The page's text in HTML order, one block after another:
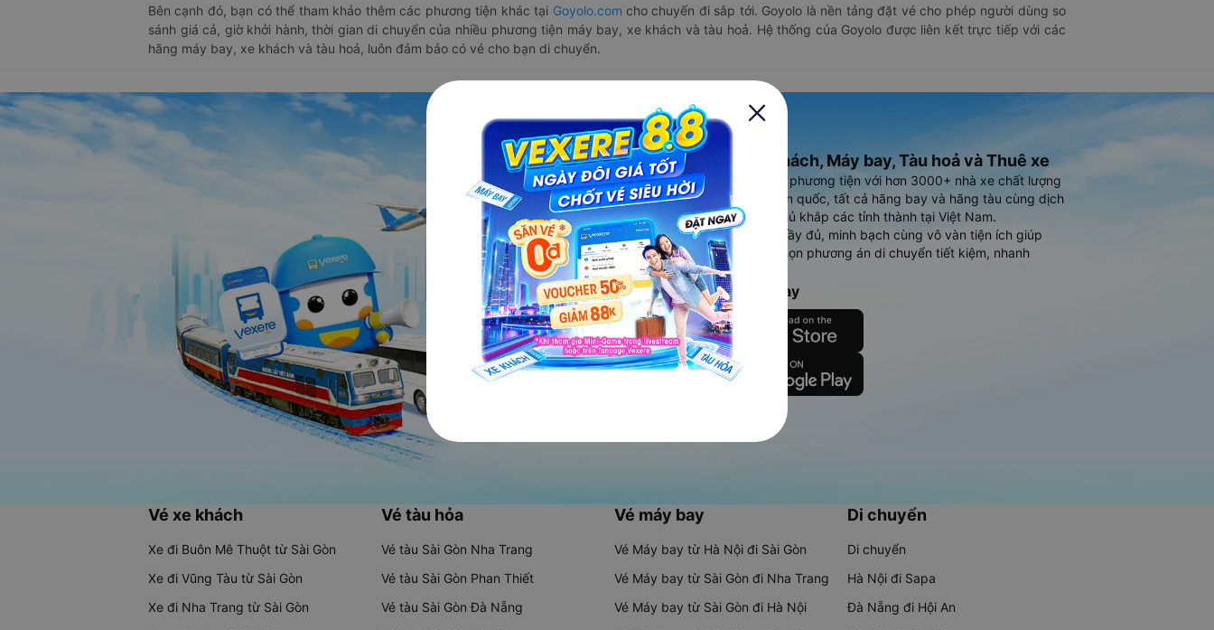
Bên cạnh đó, bạn có thể tham khảo thêm các phương tiện khác tại Goyolo.com cho chuyến đi sắp tới. Goyolo là nền tảng đặt vé cho phép người dùng so
sánh giá cả, giờ khởi hành, thời gian di chuyển của nhiều phương tiện máy bay, xe khách và tàu hoả. Hệ thống của Goyolo được liên kết trực tiếp với các
hãng máy bay, xe khách và tàu hoả, luôn đảm bảo có vé cho bạn di chuyển.
Ứng dụng đặt vé Xe khách, Máy bay, Tàu hoả và Thuê xe
Vexere - ứng dụng đặt vé đa phương tiện với hơn 3000+ nhà xe chất lượng
cao, 5000+ tuyến đường toàn quốc, tất cả hãng bay và hãng tàu cùng dịch
vụ thuê xe máy, xe du lịch phủ khắp các tỉnh thành tại Việt Nam.
Ứng dụng hiển thị thông tin đầy đủ, minh bạch cùng vô vàn tiện ích giúp
người dùng so sánh và lựa chọn phương án di chuyển tiết kiệm, nhanh
chóng và phù hợp nhất.
Tải ứng dụng Vexere ngay
Vé xe khách
Xe đi Buôn Mê Thuột từ Sài Gòn
Xe đi Vũng Tàu từ Sài Gòn
Xe đi Nha Trang từ Sài Gòn
Vé tàu hỏa
Vé tàu Sài Gòn Nha Trang
Vé tàu Sài Gòn Phan Thiết
Vé tàu Sài Gòn Đà Nẵng
Vé máy bay
Vé Máy bay từ Hà Nội đi Sài Gòn
Vé Máy bay từ Sài Gòn đi Nha Trang
Vé Máy bay từ Sài Gòn đi Hà Nội
Di chuyển
Di chuyển
Hà Nội đi Sapa
Đà Nẵng đi Hội An